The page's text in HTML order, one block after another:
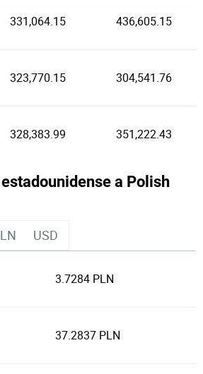
331,064.15 436,605.15
323,770.15 304,541.76
328,383.99 351,222.43
a Polish
USD
3.7284 PLN
37.2837 PLN